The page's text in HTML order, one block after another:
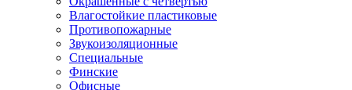
Влагостойкие пластиковые
Противопожарные
Звукоизоляционные
Специальные
Финские
Офисные